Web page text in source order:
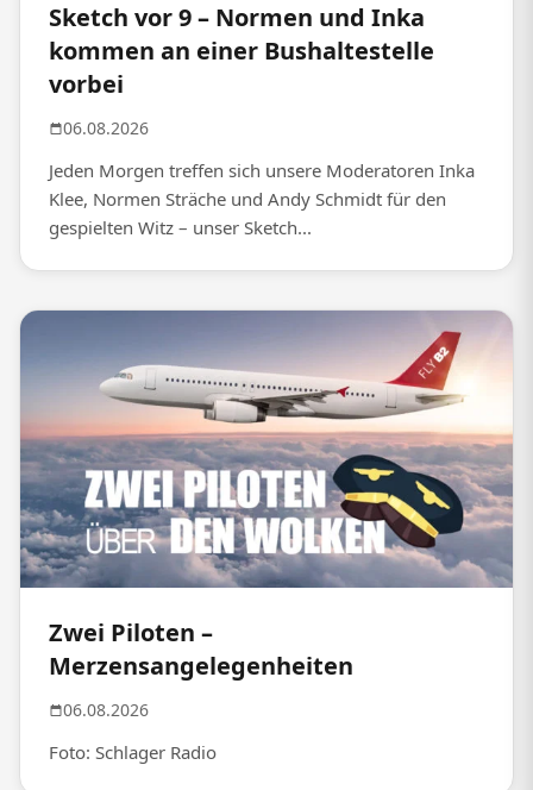
Sketch vor 9 – Normen und Inka
kommen an einer Bushaltestelle
vorbei
06.08.2026
Jeden Morgen treffen sich unsere Moderatoren Inka
Klee, Normen Sträche und Andy Schmidt für den
gespielten Witz – unser Sketch...
Zwei Piloten –
Merzensangelegenheiten
06.08.2026
Foto: Schlager Radio